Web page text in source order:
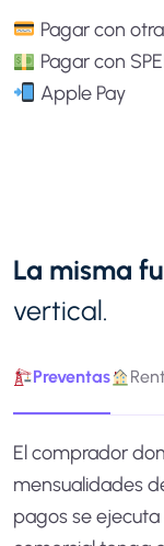
Pagar con
Pagar con
Apple Pay
La misma
vertical.
Preventas
El comprador
mensualidades
pagos se